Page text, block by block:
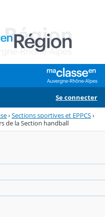
Se connecter
›Sections sportives et EPPCS›
de la Section handball